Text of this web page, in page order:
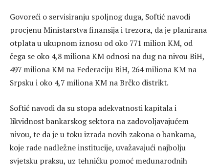
Govoreći o servisiranju spoljnog duga, Softić navodi
procjenu Ministarstva finansija i trezora, da je planirana
otplata u ukupnom iznosu od oko 771 milion KM, od
čega se oko 4,8 miliona KM odnosi na dug na nivou BiH,
497 miliona KM na Federaciju BiH, 264 miliona KM na
Srpsku i oko 4,7 miliona KM na Brčko distrikt.
Softić navodi da su stopa adekvatnosti kapitala i
likvidnost bankarskog sektora na zadovoljavajućem
nivou, te da je u toku izrada novih zakona o bankama,
koje rade nadležne institucije, uvažavajući najbolju
svjetsku praksu, uz tehničku pomoć međunarodnih